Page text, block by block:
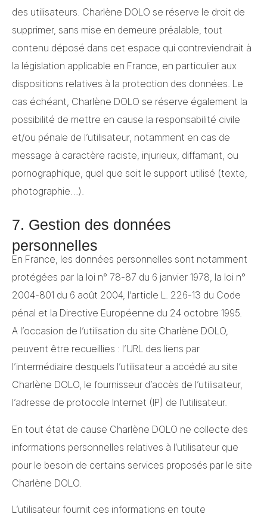
des utilisateurs. Charlène DOLO se réserve le droit de
supprimer, sans mise en demeure préalable, tout
contenu déposé dans cet espace qui contreviendrait à
la législation applicable en France, en particulier aux
dispositions relatives à la protection des données. Le
cas échéant, Charlène DOLO se réserve également la
possibilité de mettre en cause la responsabilité civile
et/ou pénale de l’utilisateur, notamment en cas de
message à caractère raciste, injurieux, diffamant, ou
pornographique, quel que soit le support utilisé (texte,
photographie…).
7. Gestion des données
personnelles
En France, les données personnelles sont notamment
protégées par la loi n° 78-87 du 6 janvier 1978, la loi n°
2004-801 du 6 août 2004, l’article L. 226-13 du Code
pénal et la Directive Européenne du 24 octobre 1995.
A l’occasion de l’utilisation du site Charlène DOLO,
peuvent être recueillies : l’URL des liens par
l’intermédiaire desquels l’utilisateur a accédé au site
Charlène DOLO, le fournisseur d’accès de l’utilisateur,
l’adresse de protocole Internet (IP) de l’utilisateur.
En tout état de cause Charlène DOLO ne collecte des
informations personnelles relatives à l’utilisateur que
pour le besoin de certains services proposés par le site
Charlène DOLO.
L’utilisateur fournit ces informations en toute